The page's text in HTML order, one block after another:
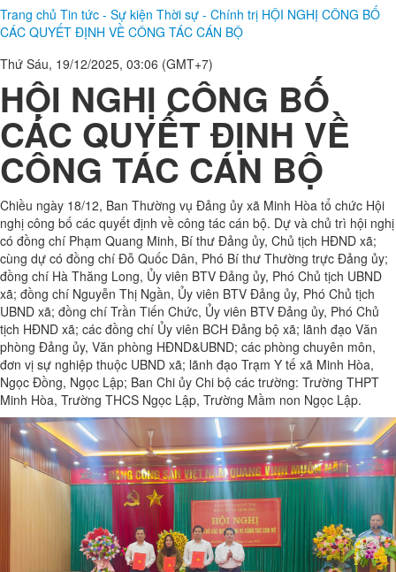
Chuyển đổi số
Nông - Lâm - Ngư nghiệp
Thủ tục hành chính
Văn bản
Hỏi đáp
Trang chủ
Tin tức - Sự kiện Thời sự - Chính trị HỘI NGHỊ CÔNG BỐ
CÁC QUYẾT ĐỊNH VỀ CÔNG TÁC CÁN BỘ
Thứ Sáu, 19/12/2025, 03:06 (GMT+7)
HỘI NGHỊ CÔNG BỐ
CÁC QUYẾT ĐỊNH VỀ
CÔNG TÁC CÁN BỘ
Chiều ngày 18/12, Ban Thường vụ Đảng ủy xã Minh Hòa tổ chức Hội
nghị công bố các quyết định về công tác cán bộ. Dự và chủ trì hội nghị
có đồng chí Phạm Quang Minh, Bí thư Đảng ủy, Chủ tịch HĐND xã;
cùng dự có đồng chí Đỗ Quốc Dân, Phó Bí thư Thường trực Đảng ủy;
đồng chí Hà Thăng Long, Ủy viên BTV Đảng ủy, Phó Chủ tịch UBND
xã; đồng chí Nguyễn Thị Ngần, Ủy viên BTV Đảng ủy, Phó Chủ tịch
UBND xã; đồng chí Trần Tiến Chức, Ủy viên BTV Đảng ủy, Phó Chủ
tịch HĐND xã; các đồng chí Ủy viên BCH Đảng bộ xã; lãnh đạo Văn
phòng Đảng ủy, Văn phòng HĐND&UBND; các phòng chuyên môn,
đơn vị sự nghiệp thuộc UBND xã; lãnh đạo Trạm Y tế xã Minh Hòa,
Ngọc Đồng, Ngọc Lập; Ban Chi ủy Chi bộ các trường: Trường THPT
Minh Hòa, Trường THCS Ngọc Lập, Trường Mầm non Ngọc Lập.